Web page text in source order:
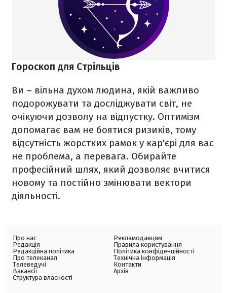
Гороскоп для Стрільців
Ви – вільна духом людина, якій важливо
подорожувати та досліджувати світ, не
очікуючи дозволу на відпустку. Оптимізм
допомагає вам не боятися ризиків, тому
відсутність жорстких рамок у кар'єрі для вас
не проблема, а перевага. Обирайте
професійний шлях, який дозволяє вчитися
новому та постійно змінювати вектори
діяльності.
Про нас
Редакція
Редакційна політика
Про телеканал
Телеведучі
Вакансії
Структура власності
Рекламодавцям
Правила користування
Політика конфіденційності
Технічна інформація
Контакти
Архів